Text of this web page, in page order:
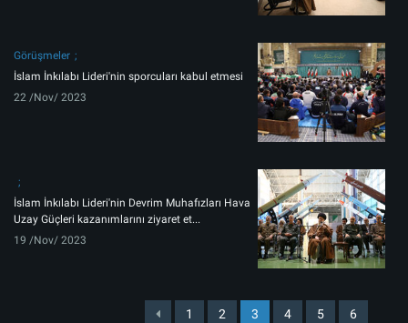
Görüşmeler
İslam İnkılabı Lideri'nin sporcuları kabul etmesi
22 /Nov/ 2023
İslam İnkılabı Lideri'nin Devrim Muhafızları Hava
Uzay Güçleri kazanımlarını ziyaret et...
19 /Nov/ 2023
1 2 3 4 5 6